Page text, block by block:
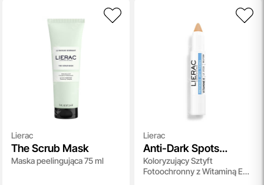
Lierac
The Scrub Mask
Maska peelingująca 75 ml
Lierac
Anti-Dark Spots
Protocol Tinted Stick
SPF 50
Koloryzujący Sztyft
Fotoochronny z Witaminą E